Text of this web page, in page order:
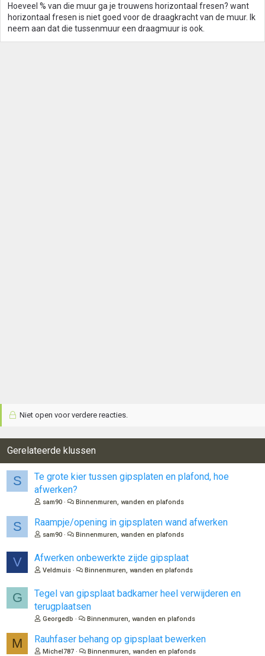
Hoeveel % van die muur ga je trouwens horizontaal fresen? want
horizontaal fresen is niet goed voor de draagkracht van de muur. Ik
neem aan dat die tussenmuur een draagmuur is ook.
Niet open voor verdere reacties.
Gerelateerde klussen
S
Te grote kier tussen gipsplaten en plafond, hoe
afwerken?
sam90 Binnenmuren, wanden en plafonds
S Raampje/opening in gipsplaten wand afwerken
sam90 Binnenmuren, wanden en plafonds
V Afwerken onbewerkte zijde gipsplaat
Veldmuis Binnenmuren, wanden en plafonds
G
Tegel van gipsplaat badkamer heel verwijderen en
terugplaatsen
Georgedb Binnenmuren, wanden en plafonds
M Rauhfaser behang op gipsplaat bewerken
Michel787 Binnenmuren, wanden en plafonds